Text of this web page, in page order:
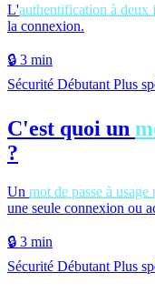
L'authentification à deux
la connexion.
🔒 3 min
Sécurité Débutant Plus
C'est quoi un
?
Un mot de passe à usage
une seule connexion ou
🔒 3 min
Sécurité Débutant Plus